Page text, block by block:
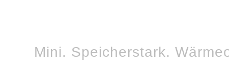
Mini. Speicherstark.